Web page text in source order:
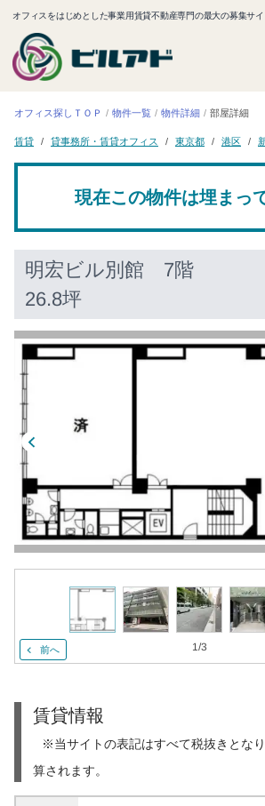
オフィスをはじめとした事業用賃貸不動産専門の最大の募集サイ
オフィス探しＴＯＰ 物件一覧 物件詳細 部屋詳細
賃貸 貸事務所・賃貸オフィス 東京都 港区
現在この物件は埋まっ
明宏ビル別館 7階
26.8坪
前へ 1/3
賃貸情報
※当サイトの表記はすべて税抜きとな
算されます。